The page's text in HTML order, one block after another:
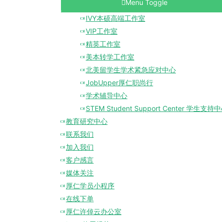
Menu Toggle
IVY本硕高端工作室
VIP工作室
精英工作室
美本转学工作室
北美留学生学术紧急应对中心
JobUpper厚仁职尚行
学术辅导中心
STEM Student Support Center 学生支持
教育研究中心
联系我们
加入我们
客户感言
媒体关注
厚仁学员小程序
在线下单
厚仁许倬云办公室